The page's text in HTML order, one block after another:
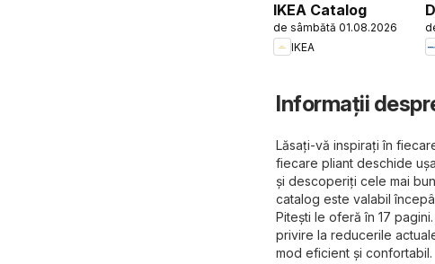
IKEA Catalog
de sâmbătă 01.08.2026
IKEA
Informații
Lăsați-vă inspirați în
fiecare pliant deschide
și descoperiți cele mai
catalog este valabil
Pitești le oferă în 17
privire la reducerile
mod eficient și confortabil.